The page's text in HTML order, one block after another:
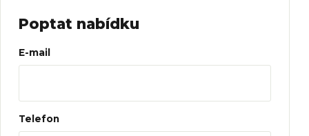
Poptat nabídku
Web
E-mail
Telefon